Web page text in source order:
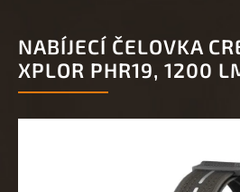
NABÍJECÍ ČELOVKA
XPLOR PHR19, 1200